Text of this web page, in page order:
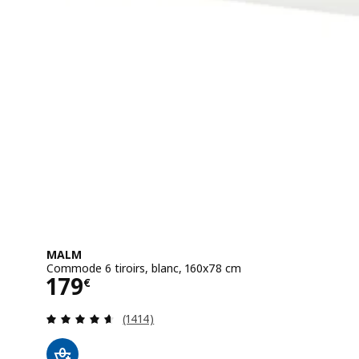
MALM
Commode 6 tiroirs, blanc, 160x78 cm
179€
Prix 179€
Révision: 4.6 hors de 5 étoiles. Nombre
(1414)